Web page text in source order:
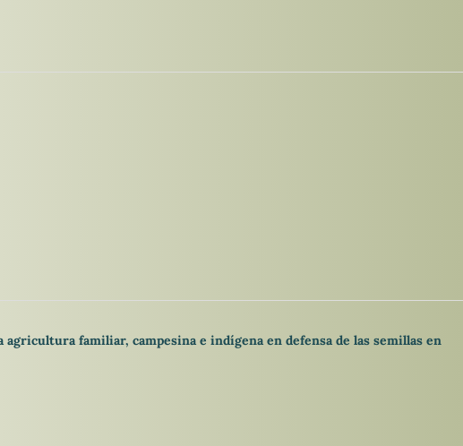
agricultura familiar, campesina e indígena en defensa de las semillas en